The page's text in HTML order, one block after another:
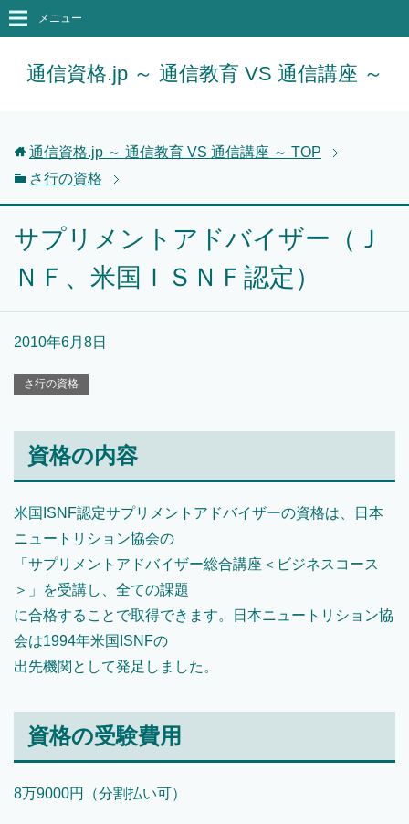
通信資格.jp ～ 通信教育 VS 通信講座 ～
メニュー
通信資格.jp ～ 通信教育 VS 通信講座 ～ TOP
さ行の資格
サプリメントアドバイザー（Ｊ
ＮＦ、米国ＩＳＮＦ認定）
2010年6月8日
さ行の資格
資格の内容
米国ISNF認定サプリメントアドバイザーの資格は、日本
ニュートリション協会の
「サプリメントアドバイザー総合講座＜ビジネスコース
＞」を受講し、全ての課題
に合格することで取得できます。日本ニュートリション協
会は1994年米国ISNFの
出先機関として発足しました。
資格の受験費用
8万9000円（分割払い可）